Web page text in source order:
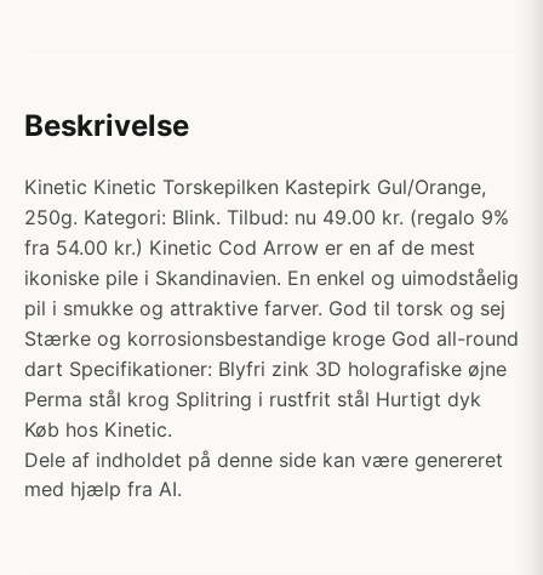
Beskrivelse
Kinetic Kinetic Torskepilken Kastepirk Gul/Orange,
250g. Kategori: Blink. Tilbud: nu 49.00 kr. (regalo 9%
fra 54.00 kr.) Kinetic Cod Arrow er en af de mest
ikoniske pile i Skandinavien. En enkel og uimodståelig
pil i smukke og attraktive farver. God til torsk og sej
Stærke og korrosionsbestandige kroge God all-round
dart Specifikationer: Blyfri zink 3D holografiske øjne
Perma stål krog Splitring i rustfrit stål Hurtigt dyk
Køb hos Kinetic.
Dele af indholdet på denne side kan være genereret
med hjælp fra AI.